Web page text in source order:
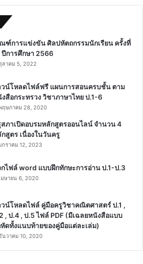
ณฑ์การแข่งขัน ศิลปหัตถกรรมนักเรียน ครั้งที่
ปีการศึกษา 2566
ลาคม 5, 2022
วน์โหลดไฟล์ฟรี แผนการสอนครบชั้น ตาม
สือกระทรวง วิชาภาษาไทย ป.1-6
ฤษภาคม 28, 2020
สภาเปิดอบรมหลักสูตรออนไลน์ จำนวน 4
สูตร เนื่องในวันครู
กราคม 12, 2023
กไฟล์ word แบบฝึกทักษะการอ่าน ป.1-ป.3
มษายน 6, 2020
วน์โหลดไฟล์ คู่มือครูวิชาคณิตศาสตร์ ป.1 ,
, ป.4 , ป.5 ไฟล์ PDF (มีเฉลยหนังสือแบบ
ดทั้งแนบท้ายของคู่มือแต่ละเล่ม)
นวาคม 10, 2020